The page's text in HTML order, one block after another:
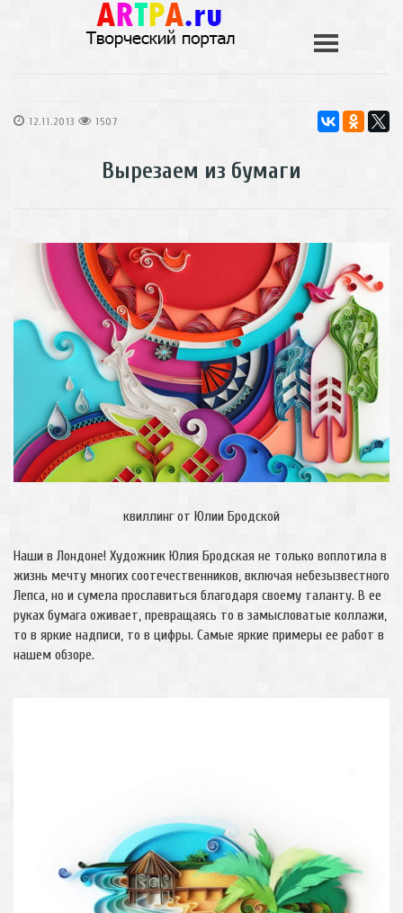
12.11.2013 1507
Вырезаем из бумаги
квиллинг от Юлии Бродской
Наши в Лондоне! Художник Юлия Бродская не только воплотила в
жизнь мечту многих соотечественников, включая небезызвестного
Лепса, но и сумела прославиться благодаря своему таланту. В ее
руках бумага оживает, превращаясь то в замысловатые коллажи,
то в яркие надписи, то в цифры. Самые яркие примеры ее работ в
нашем обзоре.